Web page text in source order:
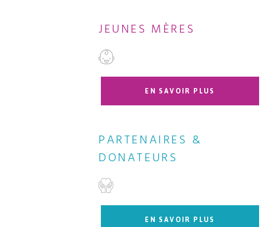
JEUNES MÈRES
EN SAVOIR PLUS
PARTENAIRES &
DONATEURS
EN SAVOIR PLUS